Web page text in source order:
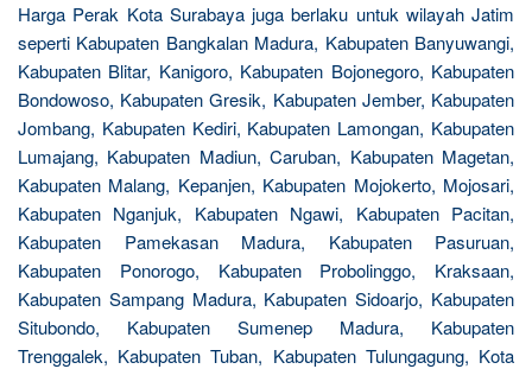
Harga Perak Kota Surabaya juga berlaku untuk wilayah Jatim
seperti Kabupaten Bangkalan Madura, Kabupaten Banyuwangi,
Kabupaten Blitar, Kanigoro, Kabupaten Bojonegoro, Kabupaten
Bondowoso, Kabupaten Gresik, Kabupaten Jember, Kabupaten
Jombang, Kabupaten Kediri, Kabupaten Lamongan, Kabupaten
Lumajang, Kabupaten Madiun, Caruban, Kabupaten Magetan,
Kabupaten Malang, Kepanjen, Kabupaten Mojokerto, Mojosari,
Kabupaten Nganjuk, Kabupaten Ngawi, Kabupaten Pacitan,
Kabupaten Pamekasan Madura, Kabupaten Pasuruan,
Kabupaten Ponorogo, Kabupaten Probolinggo, Kraksaan,
Kabupaten Sampang Madura, Kabupaten Sidoarjo, Kabupaten
Situbondo, Kabupaten Sumenep Madura, Kabupaten
Trenggalek, Kabupaten Tuban, Kabupaten Tulungagung, Kota